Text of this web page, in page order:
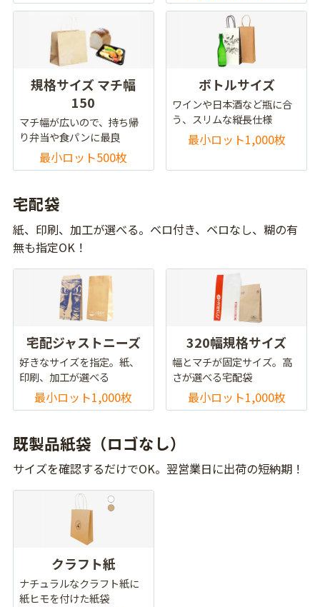
規格サイズ マチ幅
150
マチ幅が広いので、持ち帰
り弁当や食パンに最良
最小ロット500枚
ボトルサイズ
ワインや日本酒など瓶に合
う、スリムな縦長仕様
最小ロット1,000枚
宅配袋
紙、印刷、加工が選べる。ベロ付き、ベロなし、糊の有
無も指定OK！
宅配ジャストニーズ
好きなサイズを指定。紙、
印刷、加工が選べる
最小ロット1,000枚
320幅規格サイズ
幅とマチが固定サイズ。高
さが選べる宅配袋
最小ロット1,000枚
既製品紙袋（ロゴなし）
サイズを確認するだけでOK。翌営業日に出荷の短納期！
クラフト紙
ナチュラルなクラフト紙に
紙ヒモを付けた紙袋